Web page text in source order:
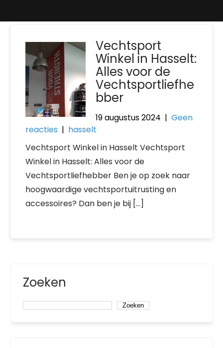
Vechtsport
Winkel in Hasselt:
Alles voor de
Vechtsportliefhe
bber
19 augustus 2024 |Geen
reacties | hasselt
Vechtsport Winkel in Hasselt Vechtsport
Winkel in Hasselt: Alles voor de
Vechtsportliefhebber Ben je op zoek naar
hoogwaardige vechtsportuitrusting en
accessoires? Dan ben je bij […]
Zoeken
Zoeken